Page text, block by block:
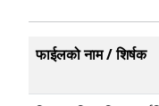
फाईलको नाम / शिर्षक